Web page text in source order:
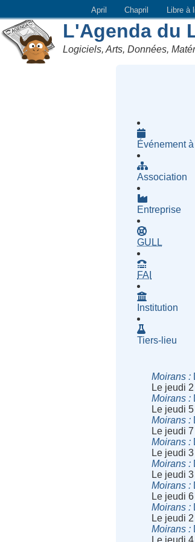
April Chapril Libre à
L'Agenda du
Logiciels, Arts, Données,
Événement
Association
Entreprise
GULL
FAI
Institution
Tiers-lieu
Moirans
Le jeudi
Moirans
Le jeudi
Moirans
Le jeudi
Moirans
Le jeudi
Moirans
Le jeudi
Moirans
Le jeudi
Moirans
Le jeudi
Moirans
Le jeudi